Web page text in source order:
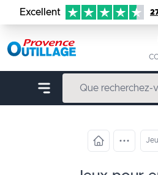
Aller au contenu
Excellent